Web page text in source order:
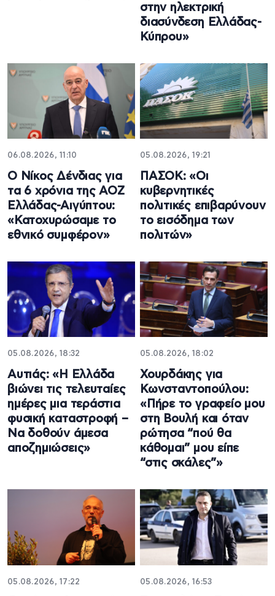
στην ηλεκτρική
διασύνδεση Ελλάδας-
Κύπρου»
06.08.2026, 11:10
Ο Νίκος Δένδιας για
τα 6 χρόνια της ΑΟΖ
Ελλάδας-Αιγύπτου:
«Κατοχυρώσαμε το
εθνικό συμφέρον»
05.08.2026, 19:21
ΠΑΣΟΚ: «Οι
κυβερνητικές
πολιτικές επιβαρύνουν
το εισόδημα των
πολιτών»
05.08.2026, 18:32
Αυτιάς: «Η Ελλάδα
βιώνει τις τελευταίες
ημέρες μια τεράστια
φυσική καταστροφή –
Να δοθούν άμεσα
αποζημιώσεις»
05.08.2026, 18:02
Χουρδάκης για
Κωνσταντοπούλου:
«Πήρε το γραφείο μου
στη Βουλή και όταν
ρώτησα “πού θα
κάθομαι” μου είπε
“στις σκάλες”»
05.08.2026, 17:22 05.08.2026, 16:53